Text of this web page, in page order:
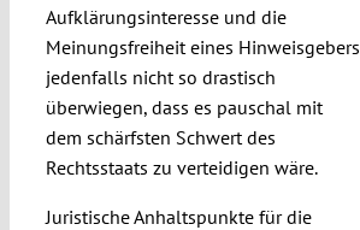
Aufklärungsinteresse und die
Meinungsfreiheit eines Hinweisgebers
jedenfalls nicht so drastisch
überwiegen, dass es pauschal mit
dem schärfsten Schwert des
Rechtsstaats zu verteidigen wäre.
Juristische Anhaltspunkte für die